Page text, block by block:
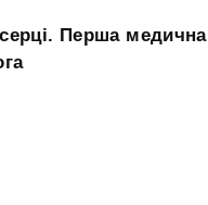
Перша медична